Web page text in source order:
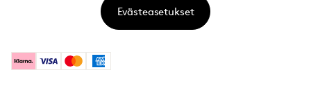
KlarnaVisa MastercardAmerican Express
Evästeasetukset